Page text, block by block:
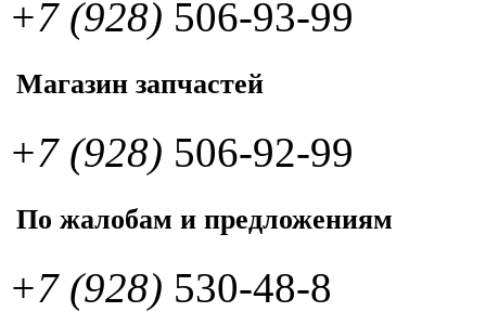
+7 (928) 506-93-99
Магазин запчастей
+7 (928) 506-92-99
По жалобам и предложениям
+7 (928) 530-48-8